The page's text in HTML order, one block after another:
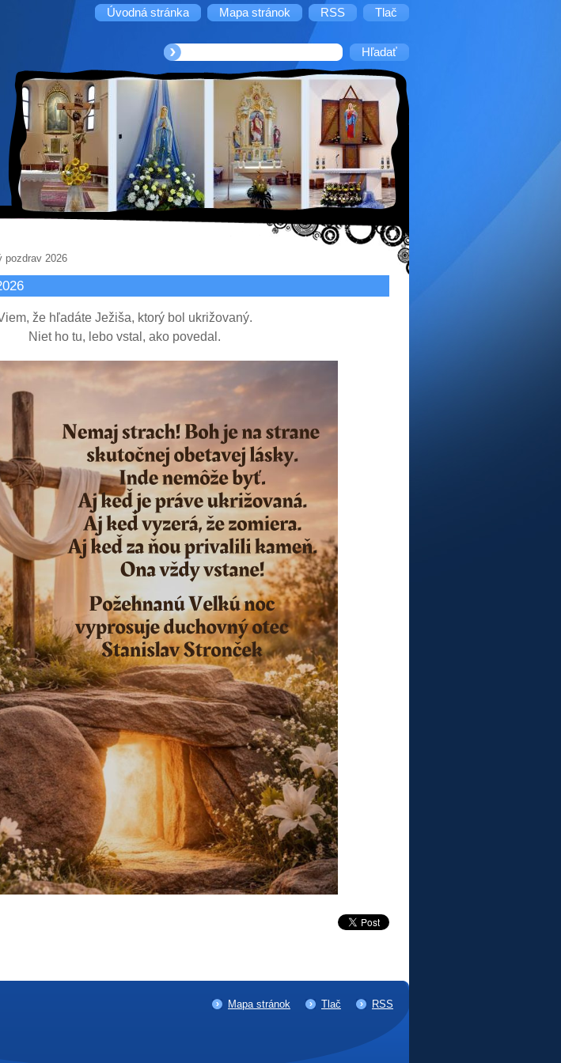
Úvodná stránka Mapa stránok RSS Tlač
pozdrav 2026
že hľadáte Ježiša, ktorý bol ukrižovaný.
Niet ho tu, lebo vstal, ako povedal.
Mapa stránok Tlač RSS